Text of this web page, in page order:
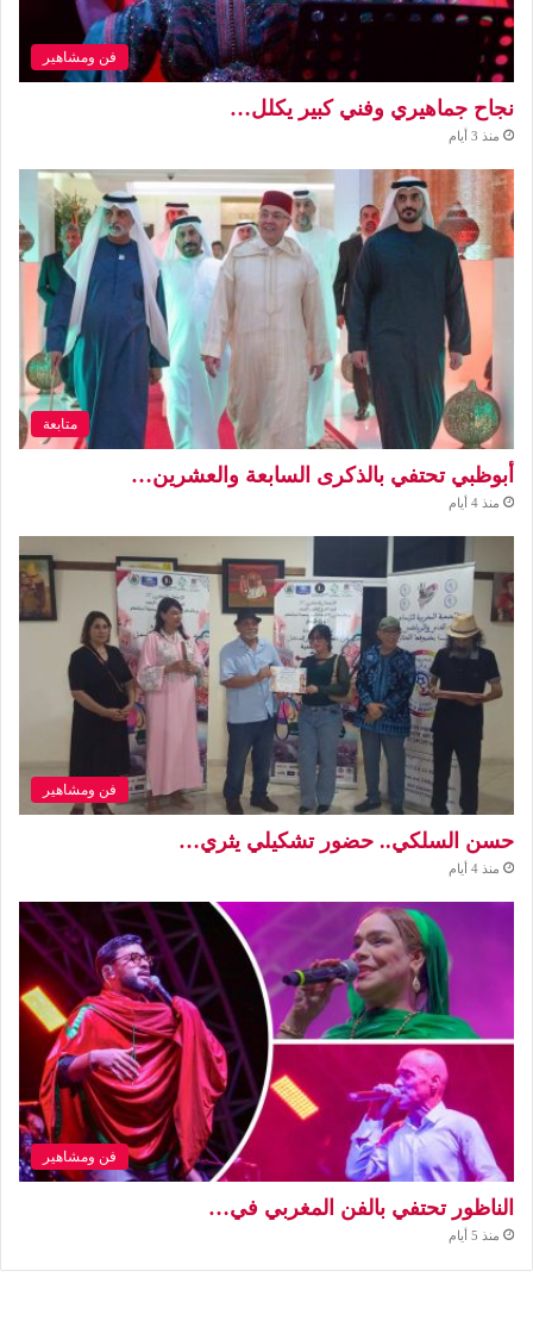
فن ومشاهير
نجاح جماهيري وفني كبير يكلل…
منذ 3 أيام
متابعة
أبوظبي تحتفي بالذكرى السابعة والعشرين…
منذ 4 أيام
فن ومشاهير
حسن السلكي.. حضور تشكيلي يثري…
منذ 4 أيام
فن ومشاهير
الناظور تحتفي بالفن المغربي في…
منذ 5 أيام